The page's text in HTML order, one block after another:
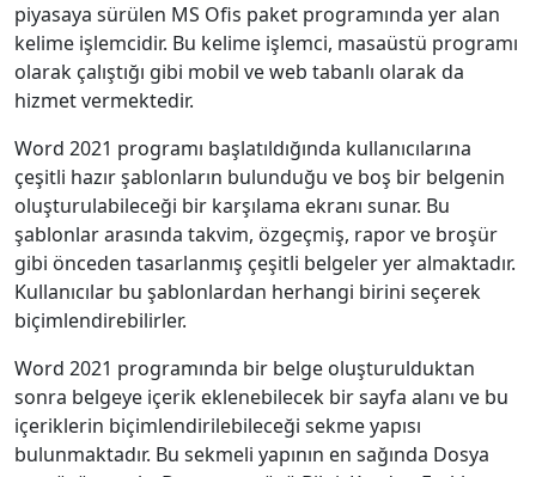
piyasaya sürülen MS Ofis paket programında yer alan
kelime işlemcidir. Bu kelime işlemci, masaüstü programı
olarak çalıştığı gibi mobil ve web tabanlı olarak da
hizmet vermektedir.
Word 2021 programı başlatıldığında kullanıcılarına
çeşitli hazır şablonların bulunduğu ve boş bir belgenin
oluşturulabileceği bir karşılama ekranı sunar. Bu
şablonlar arasında takvim, özgeçmiş, rapor ve broşür
gibi önceden tasarlanmış çeşitli belgeler yer almaktadır.
Kullanıcılar bu şablonlardan herhangi birini seçerek
biçimlendirebilirler.
Word 2021 programında bir belge oluşturulduktan
sonra belgeye içerik eklenebilecek bir sayfa alanı ve bu
içeriklerin biçimlendirilebileceği sekme yapısı
bulunmaktadır. Bu sekmeli yapının en sağında Dosya